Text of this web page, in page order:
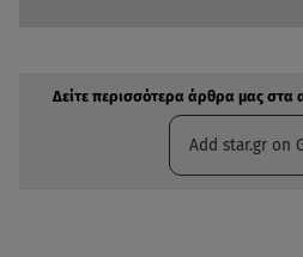
Δείτε περισσότερα άρθρα μας στα
Add star.gr on